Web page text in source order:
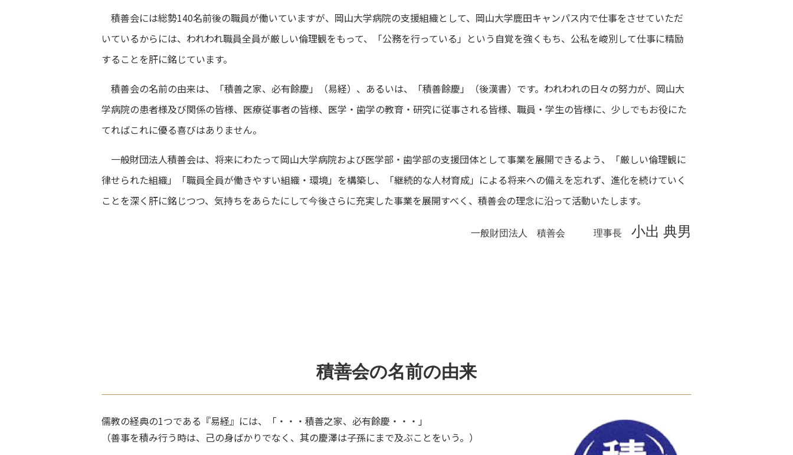
積善会には総勢140名前後の職員が働いていますが、岡山大学病院の支援組織として、岡山大学鹿田キャンパス内で仕事をさせていただ
いているからには、われわれ職員全員が厳しい倫理観をもって、「公務を行っている」という自覚を強くもち、公私を峻別して仕事に精励
することを肝に銘じています。
積善会の名前の由来は、「積善之家、必有餘慶」（易経）、あるいは、「積善餘慶」（後漢書）です。われわれの日々の努力が、岡山大
学病院の患者様及び関係の皆様、医療従事者の皆様、医学・歯学の教育・研究に従事される皆様、職員・学生の皆様に、少しでもお役にた
てればこれに優る喜びはありません。
一般財団法人積善会は、将来にわたって岡山大学病院および医学部・歯学部の支援団体として事業を展開できるよう、「厳しい倫理観に
律せられた組織」「職員全員が働きやすい組織・環境」を構築し、「継続的な人材育成」による将来への備えを忘れず、進化を続けていく
ことを深く肝に銘じつつ、気持ちをあらたにして今後さらに充実した事業を展開すべく、積善会の理念に沿って活動いたします。
一般財団法人 積善会 理事長 小出 典男
積善会の名前の由来
儒教の経典の1つである『易経』には、「・・・積善之家、必有餘慶・・・」
（善事を積み行う時は、己の身ばかりでなく、其の慶澤は子孫にまで及ぶことをいう。）